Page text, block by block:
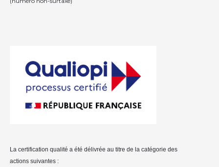
La certification qualité a été délivrée au titre de la catégorie des
actions suivantes :